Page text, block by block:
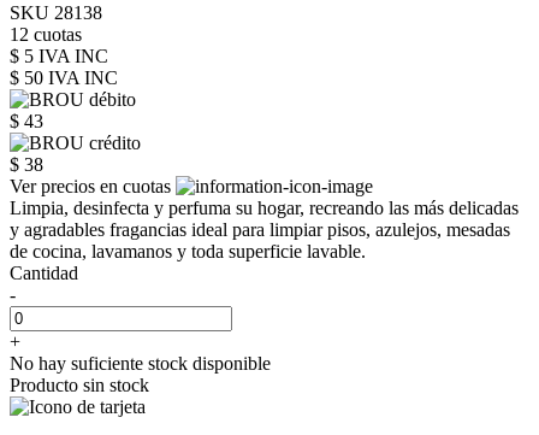
SKU 28138
12 cuotas
$ 5 IVA INC
$ 50 IVA INC
$ 43
$ 38
Ver precios en cuotas
Limpia, desinfecta y perfuma su hogar, recreando las más delicadas
y agradables fragancias ideal para limpiar pisos, azulejos, mesadas
de cocina, lavamanos y toda superficie lavable.
Cantidad
-
+
No hay suficiente stock disponible
Producto sin stock